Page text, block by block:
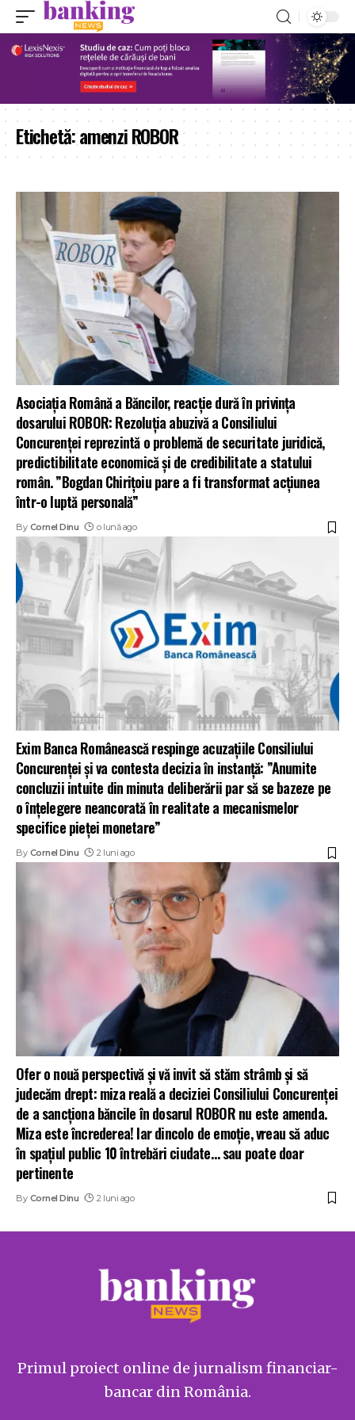
Etichetă:amenzi ROBOR
Asociația Română a Băncilor, reacție dură în privința
dosarului ROBOR: Rezoluția abuzivă a Consiliului
Concurenței reprezintă o problemă de securitate juridică,
predictibilitate economică și de credibilitate a statului
român. ”Bogdan Chirițoiu pare a fi transformat acțiunea
într-o luptă personală”
By Cornel Dinu o lună ago
Exim Banca Românească respinge acuzațiile Consiliului
Concurenței și va contesta decizia în instanță: ”Anumite
concluzii intuite din minuta deliberării par să se bazeze pe
o înțelegere neancorată în realitate a mecanismelor
specifice pieței monetare”
By Cornel Dinu 2 luni ago
Ofer o nouă perspectivă și vă invit să stăm strâmb și să
judecăm drept: miza reală a deciziei Consiliului Concurenței
de a sancționa băncile în dosarul ROBOR nu este amenda.
Miza este încrederea! Iar dincolo de emoție, vreau să aduc
în spațiul public 10 întrebări ciudate… sau poate doar
pertinente
By Cornel Dinu 2 luni ago
Primul proiect online de jurnalism financiar-
bancar din România.